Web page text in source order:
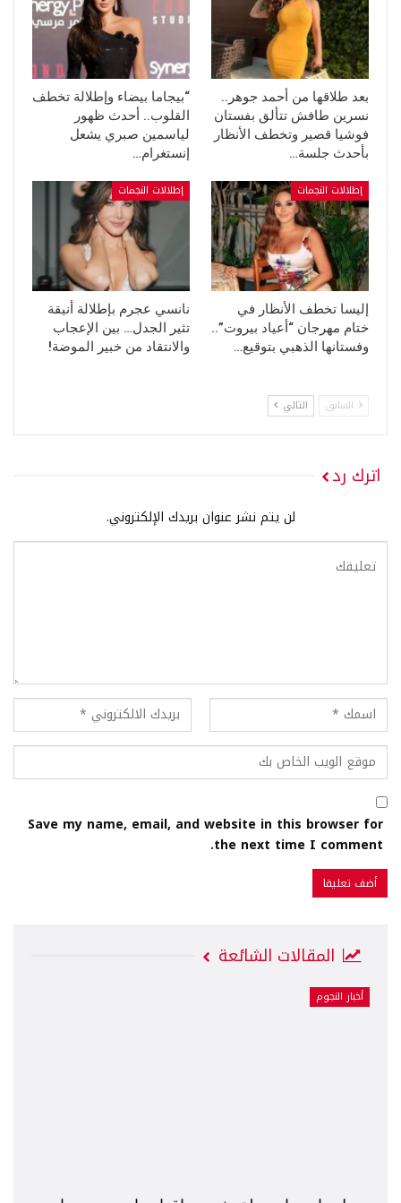
بعد طلاقها من أحمد جوهر..
نسرين طافش تتألق بفستان
فوشيا قصير وتخطف الأنظار
بأحدث جلسة…
“بيجاما بيضاء وإطلالة تخطف
القلوب.. أحدث ظهور
لياسمين صبري يشعل
إنستغرام…
إطلالات النجمات
إليسا تخطف الأنظار في
ختام مهرجان “أعياد بيروت”..
وفستانها الذهبي بتوقيع…
إطلالات النجمات
نانسي عجرم بإطلالة أنيقة
تثير الجدل… بين الإعجاب
والانتقاد من خبير الموضة!
السابق التالي
اترك رد
لن يتم نشر عنوان بريدك الإلكتروني.
Save my name, email, and website in this browser for
the next time I comment.
المقالات الشائعة
أخبار النجوم